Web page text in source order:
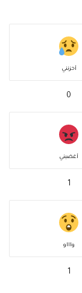
أحزنني
0
أغضبني
1
واااو
1